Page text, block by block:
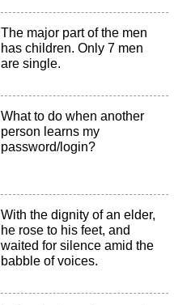
The major part of the men
has children. Only 7 men
are single.
What to do when another
person learns my
password/login?
With the dignity of an elder,
he rose to his feet, and
waited for silence amid the
babble of voices.